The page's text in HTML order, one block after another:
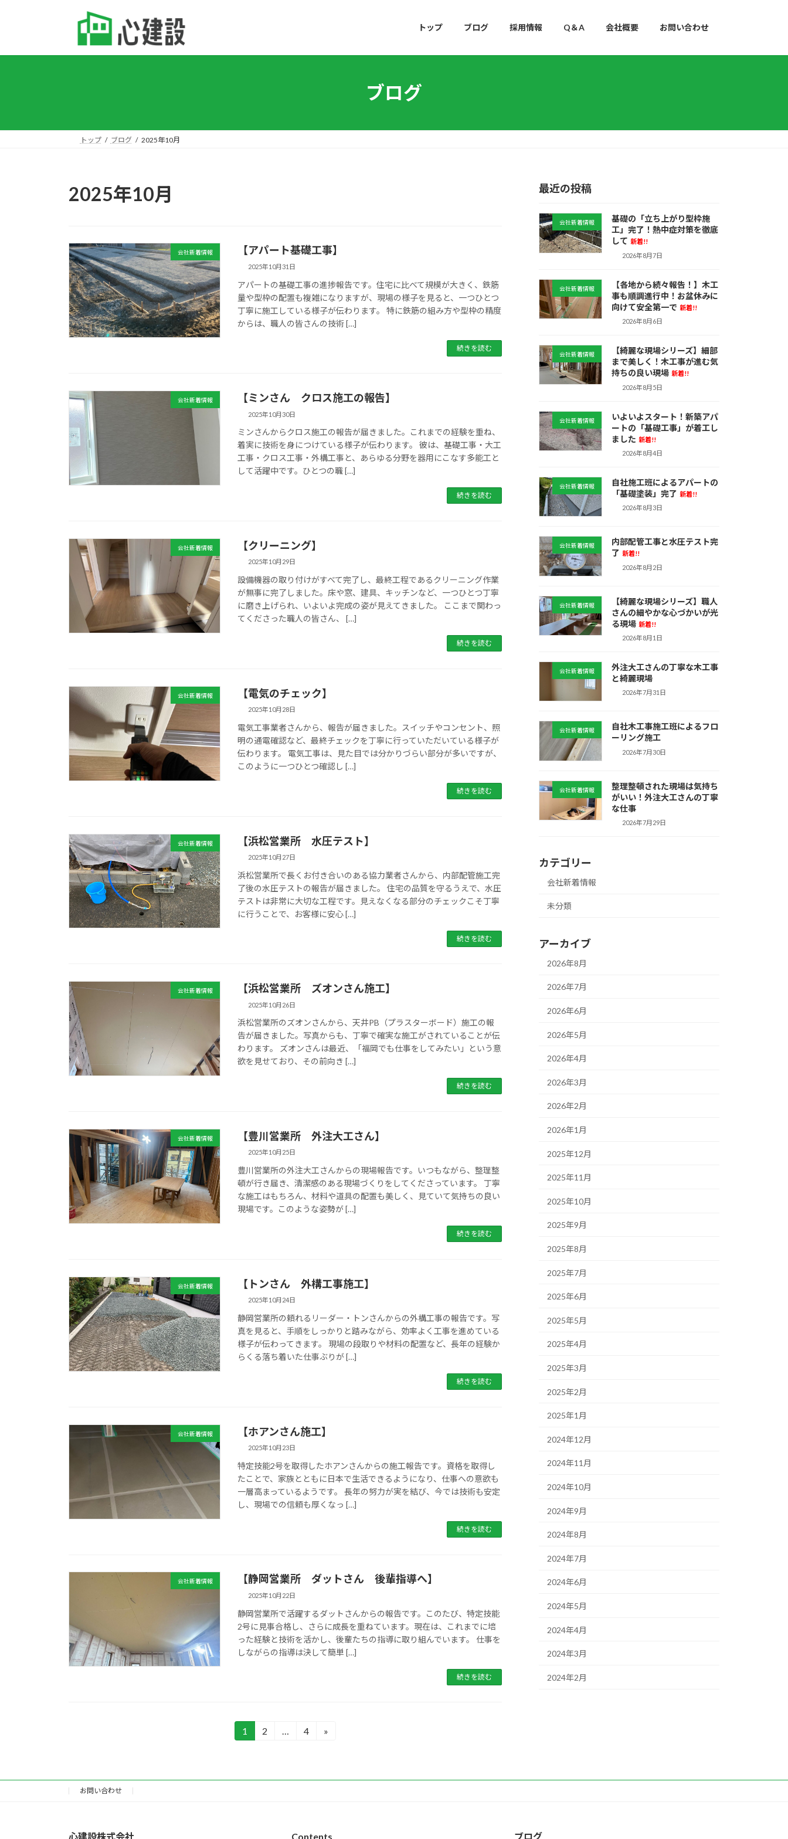
プ
動
トップ ブログ 採用情報 Q＆A 会社概要 お問い合わせ
ブログ
トップ ブログ 2025年10月
2025年10月
会社新着情報 【アパート基礎工事】
2025年10月31日
アパートの基礎工事の進捗報告です。住宅に比べて規模が大きく、鉄筋
量や型枠の配置も複雑になりますが、現場の様子を見ると、一つひとつ
丁寧に施工している様子が伝わります。 特に鉄筋の組み方や型枠の精度
からは、職人の皆さんの技術 […]
続きを読む
会社新着情報 【ミンさん クロス施工の報告】
2025年10月30日
ミンさんからクロス施工の報告が届きました。これまでの経験を重ね、
着実に技術を身につけている様子が伝わります。 彼は、基礎工事・大工
工事・クロス工事・外構工事と、あらゆる分野を器用にこなす多能工と
して活躍中です。ひとつの職 […]
続きを読む
会社新着情報 【クリーニング】
2025年10月29日
設備機器の取り付けがすべて完了し、最終工程であるクリーニング作業
が無事に完了しました。床や窓、建具、キッチンなど、一つひとつ丁寧
に磨き上げられ、いよいよ完成の姿が見えてきました。 ここまで関わっ
てくださった職人の皆さん、 […]
続きを読む
会社新着情報 【電気のチェック】
2025年10月28日
電気工事業者さんから、報告が届きました。スイッチやコンセント、照
明の通電確認など、最終チェックを丁寧に行っていただいている様子が
伝わります。 電気工事は、見た目では分かりづらい部分が多いですが、
このように一つひとつ確認し […]
続きを読む
会社新着情報 【浜松営業所 水圧テスト】
2025年10月27日
浜松営業所で長くお付き合いのある協力業者さんから、内部配管施工完
了後の水圧テストの報告が届きました。 住宅の品質を守るうえで、水圧
テストは非常に大切な工程です。見えなくなる部分のチェックこそ丁寧
に行うことで、お客様に安心 […]
続きを読む
会社新着情報 【浜松営業所 ズオンさん施工】
2025年10月26日
浜松営業所のズオンさんから、天井PB（プラスターボード）施工の報
告が届きました。写真からも、丁寧で確実な施工がされていることが伝
わります。 ズオンさんは最近、「福岡でも仕事をしてみたい」という意
欲を見せており、その前向き […]
続きを読む
会社新着情報 【豊川営業所 外注大工さん】
2025年10月25日
豊川営業所の外注大工さんからの現場報告です。いつもながら、整理整
頓が行き届き、清潔感のある現場づくりをしてくださっています。 丁寧
な施工はもちろん、材料や道具の配置も美しく、見ていて気持ちの良い
現場です。このような姿勢が […]
続きを読む
会社新着情報 【トンさん 外構工事施工】
2025年10月24日
静岡営業所の頼れるリーダー・トンさんからの外構工事の報告です。写
真を見ると、手順をしっかりと踏みながら、効率よく工事を進めている
様子が伝わってきます。 現場の段取りや材料の配置など、長年の経験か
らくる落ち着いた仕事ぶりが […]
続きを読む
会社新着情報 【ホアンさん施工】
2025年10月23日
特定技能2号を取得したホアンさんからの施工報告です。資格を取得し
たことで、家族とともに日本で生活できるようになり、仕事への意欲も
一層高まっているようです。 長年の努力が実を結び、今では技術も安定
し、現場での信頼も厚くなっ […]
続きを読む
会社新着情報 【静岡営業所 ダットさん 後輩指導へ】
2025年10月22日
静岡営業所で活躍するダットさんからの報告です。このたび、特定技能
2号に見事合格し、さらに成長を重ねています。現在は、これまでに培
った経験と技術を活かし、後輩たちの指導に取り組んでいます。 仕事を
しながらの指導は決して簡単 […]
続きを読む
の
ペ
固
1
固
2 …
固
4 »
最近の投稿
会社新着情報
基礎の「立ち上がり型枠施
工」完了！熱中症対策を徹底
して 新着!!
2026年8月7日
会社新着情報
【各地から続々報告！】木工
事も順調進行中！お盆休みに
向けて安全第一で 新着!!
2026年8月6日
会社新着情報
【綺麗な現場シリーズ】細部
まで美しく！木工事が進む気
持ちの良い現場 新着!!
2026年8月5日
会社新着情報
いよいよスタート！新築アパ
ートの「基礎工事」が着工し
ました 新着!!
2026年8月4日
会社新着情報
自社施工班によるアパートの
「基礎塗装」完了 新着!!
2026年8月3日
会社新着情報
内部配管工事と水圧テスト完
了 新着!!
2026年8月2日
会社新着情報
【綺麗な現場シリーズ】職人
さんの細やかな心づかいが光
る現場 新着!!
2026年8月1日
会社新着情報
外注大工さんの丁寧な木工事
と綺麗現場
2026年7月31日
会社新着情報
自社木工事施工班によるフロ
ーリング施工
2026年7月30日
会社新着情報
整理整頓された現場は気持ち
がいい！外注大工さんの丁寧
な仕事
2026年7月29日
カテゴリー
会社新着情報
未分類
アーカイブ
2026年8月
2026年7月
2026年6月
2026年5月
2026年4月
2026年3月
2026年2月
2026年1月
2025年12月
2025年11月
2025年10月
2025年9月
2025年8月
2025年7月
2025年6月
2025年5月
2025年4月
2025年3月
2025年2月
2025年1月
2024年12月
2024年11月
2024年10月
2024年9月
2024年8月
2024年7月
2024年6月
2024年5月
2024年4月
2024年3月
2024年2月
お問い合わせ
心建設株式会社 Contents ブログ